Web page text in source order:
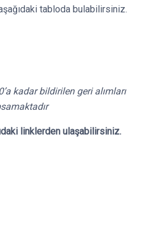
tabloda bulabilirsiniz.
kadar bildirilen geri alımları
linklerden ulaşabilirsiniz.